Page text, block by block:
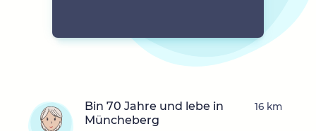
Bin 70 Jahre und lebe in
Müncheberg
16 km